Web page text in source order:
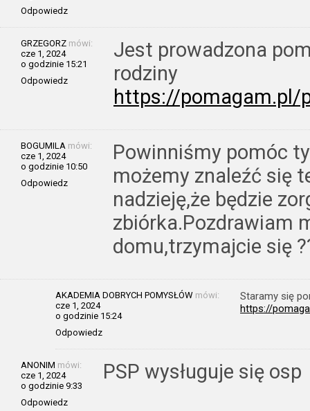
Odpowiedz
GRZEGORZ mówi:
cze 1, 2024
o godzinie 15:21
Odpowiedz
Jest prowadzona
rodziny
https://pomagam.pl/
BOGUMILA mówi:
cze 1, 2024
o godzinie 10:50
Odpowiedz
Powinniśmy pomóc
możemy znaleźć się
nadzieję,że będzie
zbiórka.Pozdrawiam
domu,trzymajcie się
AKADEMIA DOBRYCH POMYSŁÓW mówi:
cze 1, 2024
o godzinie 15:24
Odpowiedz
Staramy się
https://
ANONIM mówi:
cze 1, 2024
o godzinie 9:33
Odpowiedz
PSP wysługuje się osp